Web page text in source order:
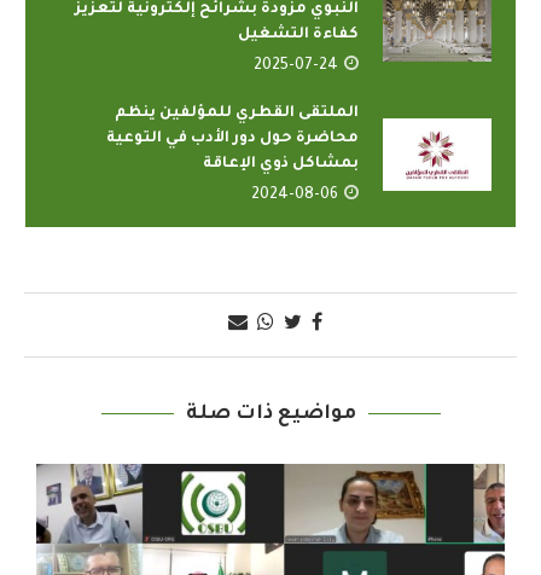
النبوي مزودة بشرائح إلكترونية لتعزيز
كفاءة التشغيل
2025-07-24
الملتقى القطري للمؤلفين ينظم
محاضرة حول دور الأدب في التوعية
بمشاكل ذوي الإعاقة
2024-08-06
مواضيع ذات صلة